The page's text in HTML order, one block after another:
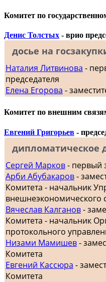
Комитет по
Денис Толстых - врио
досье на
Наталия Литвинова -
председателя
Елена Егорова -
Комитет по внешним
Евгений Григорьев -
дипломатическое
Сергей Марков- первый
Арби Абубакаров-
Комитета - начальник
внешнеэкономического
Вячеслав Калганов-
Комитета - начальник
протокольного
Низами Мамишев-
Комитета
Евгений Кассюра -
Комитета